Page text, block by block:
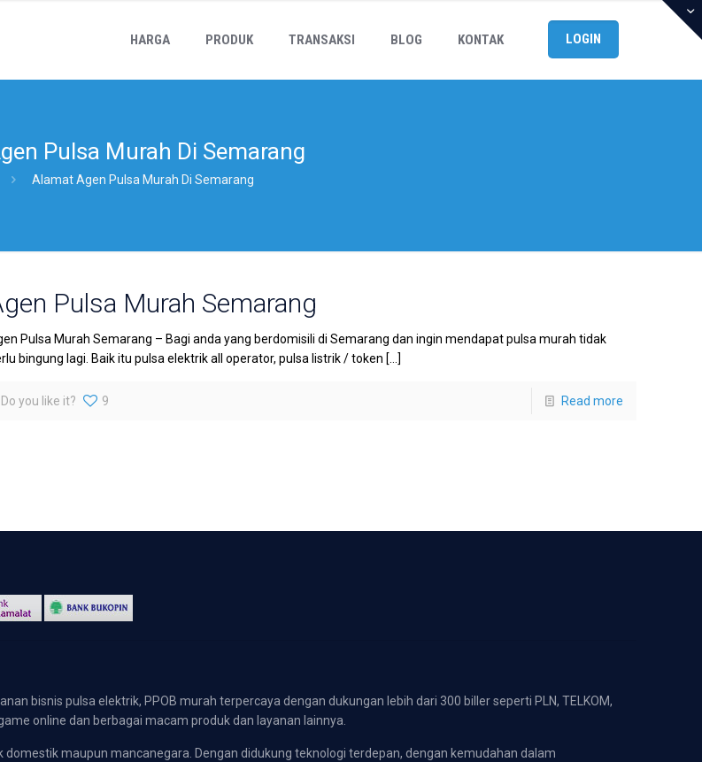
HARGA PRODUK TRANSAKSI BLOG KONTAK LOGIN
Pulsa Murah Di Semarang
Alamat Agen Pulsa Murah Di Semarang
Pulsa Murah Semarang
Pulsa Murah Semarang – Bagi anda yang berdomisili di Semarang dan ingin mendapat pulsa murah tidak
bingung lagi. Baik itu pulsa elektrik all operator, pulsa listrik / token […]
Do you like it? 9 Read more
bisnis pulsa elektrik, PPOB murah terpercaya dengan dukungan lebih dari 300 biller seperti PLN, TELKOM,
online dan berbagai macam produk dan layanan lainnya.
maupun mancanegara. Dengan didukung teknologi terdepan, dengan kemudahan dalam